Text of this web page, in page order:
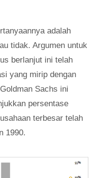
adalah
tidak. Argumen untuk
berlanjut ini telah
yang mirip dengan
Sachs ini
persentase
terbesar telah
1990.